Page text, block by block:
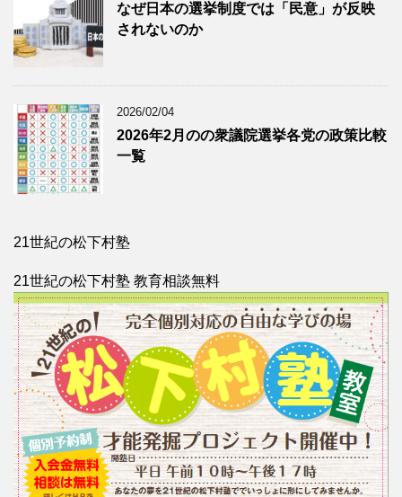
なぜ日本の選挙制度では「民意」が反映
されないのか
2026/02/04
2026年2月のの衆議院選挙各党の政策比較
一覧
21世紀の松下村塾
21世紀の松下村塾 教育相談無料